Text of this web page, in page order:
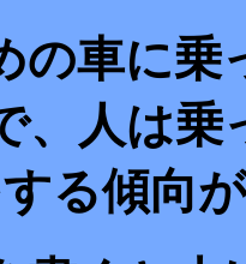
の車に乗
、人は乗
る傾向